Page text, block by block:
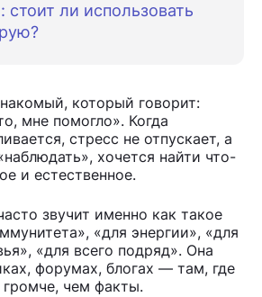
который говорит:
мне помогло». Когда
стресс не отпускает, а
хочется найти что-
и естественное.
звучит именно как такое
«для энергии», «для
«для всего подряд». Она
форумах, блогах — там, где
чем факты.
стоит ли использовать